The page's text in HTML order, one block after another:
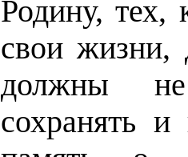
Родину, тех,
свои жизни,
должны
сохранять и